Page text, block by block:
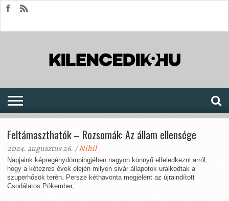
Feltámaszthatók – Rozsomák: Az állam ellensége
2024. augusztus 26. /Nihil
Napjaink képregénydömpingjében nagyon könnyű elfeledkezni arról,
hogy a kétezres évek elején milyen sivár állapotok uralkodtak a
szuperhősök terén. Persze kéthavonta megjelent az újraindított
Csodálatos Pókember,...